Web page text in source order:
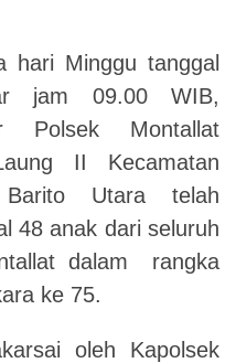
hari Minggu tanggal
jam 09.00 WIB,
Polsek Montallat
II Kecamatan
Barito Utara telah
48 anak dari seluruh
dalam rangka
ke 75.
oleh Kapolsek